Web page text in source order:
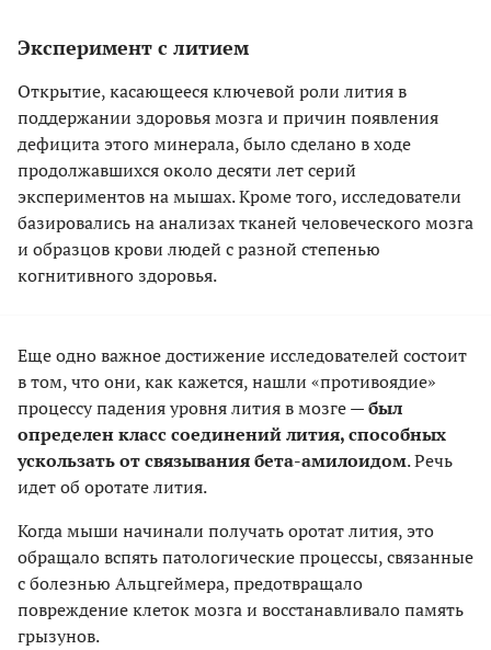
Эксперимент с литием
Открытие, касающееся ключевой роли лития в
поддержании здоровья мозга и причин появления
дефицита этого минерала, было сделано в ходе
продолжавшихся около десяти лет серий
экспериментов на мышах. Кроме того, исследователи
базировались на анализах тканей человеческого мозга
и образцов крови людей с разной степенью
когнитивного здоровья.
Еще одно важное достижение исследователей состоит
в том, что они, как кажется, нашли «противоядие»
процессу падения уровня лития в мозге —был
определен класс соединений лития, способных
ускользать от связывания бета-амилоидом. Речь
идет об оротате лития.
Когда мыши начинали получать оротат лития, это
обращало вспять патологические процессы, связанные
с болезнью Альцгеймера, предотвращало
повреждение клеток мозга и восстанавливало память
грызунов.